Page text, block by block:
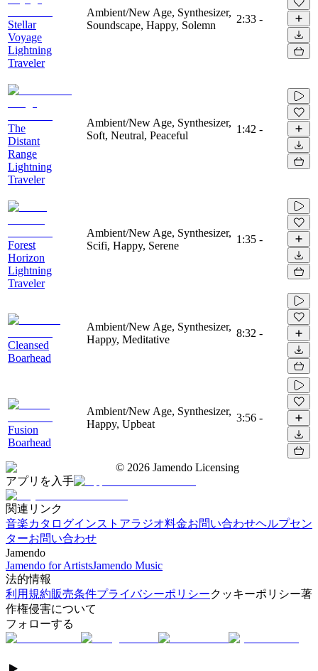
Stellar
Voyage
Lightning
Traveler
Ambient/New Age, Synthesizer,
Soundscape, Happy, Solemn
2:33 -
The
Distant
Range
Lightning
Traveler
Ambient/New Age, Synthesizer,
Soft, Neutral, Peaceful
1:42 -
Forest
Horizon
Lightning
Traveler
Ambient/New Age, Synthesizer,
Scifi, Happy, Serene
1:35 -
Cleansed
Boarhead
Ambient/New Age, Synthesizer,
Happy, Meditative
8:32 -
Fusion
Boarhead
Ambient/New Age, Synthesizer,
Happy, Upbeat
3:56 -
© 2026 Jamendo Licensing
アプリを入手
関連リンク
音楽カタログインストアラジオ料金お問い合わせヘルプセン
ターお問い合わせ
Jamendo
Jamendo for ArtistsJamendo Music
法的情報
利用規約販売条件プライバシーポリシークッキーポリシー著
作権侵害について
フォローする